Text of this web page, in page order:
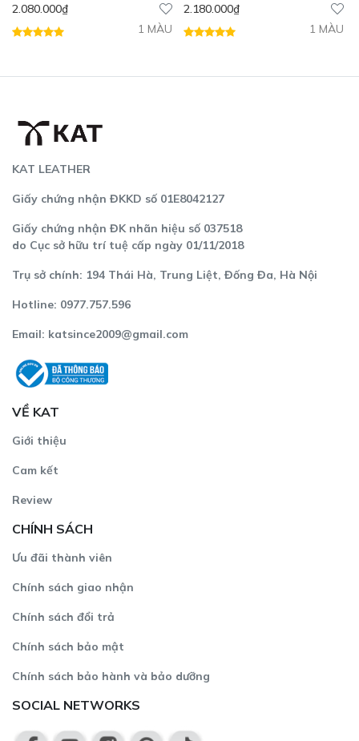
2.080.000₫
1 MÀU
2.180.000₫
1 MÀU
KAT LEATHER
Giấy chứng nhận ĐKKD số 01E8042127
Giấy chứng nhận ĐK nhãn hiệu số 037518
do Cục sở hữu trí tuệ cấp ngày 01/11/2018
Trụ sở chính: 194 Thái Hà, Trung Liệt, Đống Đa, Hà Nội
Hotline: 0977.757.596
Email: katsince2009@gmail.com
VỀ KAT
Giới thiệu
Cam kết
Review
CHÍNH SÁCH
Ưu đãi thành viên
Chính sách giao nhận
Chính sách đổi trả
Chính sách bảo mật
Chính sách bảo hành và bảo dưỡng
SOCIAL NETWORKS